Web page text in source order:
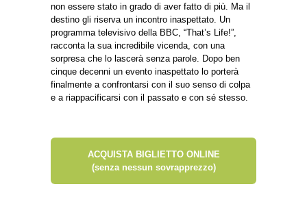
non essere stato in grado di aver fatto di più. Ma il
destino gli riserva un incontro inaspettato. Un
programma televisivo della BBC, “That’s Life!”,
racconta la sua incredibile vicenda, con una
sorpresa che lo lascerà senza parole. Dopo ben
cinque decenni un evento inaspettato lo porterà
finalmente a confrontarsi con il suo senso di colpa
e a riappacificarsi con il passato e con sé stesso.
ACQUISTA BIGLIETTO ONLINE
(senza nessun sovrapprezzo)